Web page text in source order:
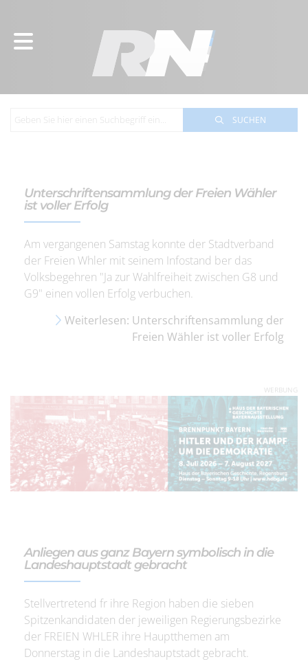
SUCHEN
Unterschriftensammlung der Freien Wähler
ist voller Erfolg
Am vergangenen Samstag konnte der Stadtverband
der Freien Whler mit seinem Infostand ber das
Volksbegehren "Ja zur Wahlfreiheit zwischen G8 und
G9" einen vollen Erfolg verbuchen.
Weiterlesen: Unterschriftensammlung der
Freien Wähler ist voller Erfolg
WERBUNG
Anliegen aus ganz Bayern symbolisch in die
Landeshauptstadt gebracht
Stellvertretend fr ihre Region haben die sieben
Spitzenkandidaten der jeweiligen Regierungsbezirke
der FREIEN WHLER ihre Hauptthemen am
Donnerstag in die Landeshauptstadt gebracht.